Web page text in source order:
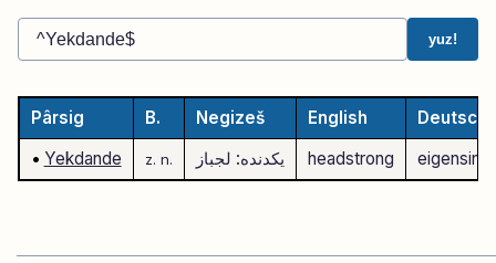
yuz!
Pârsig B. Negizeš English
Deutsch
• Yekdande z. n. یکدنده: لجباز headstrong